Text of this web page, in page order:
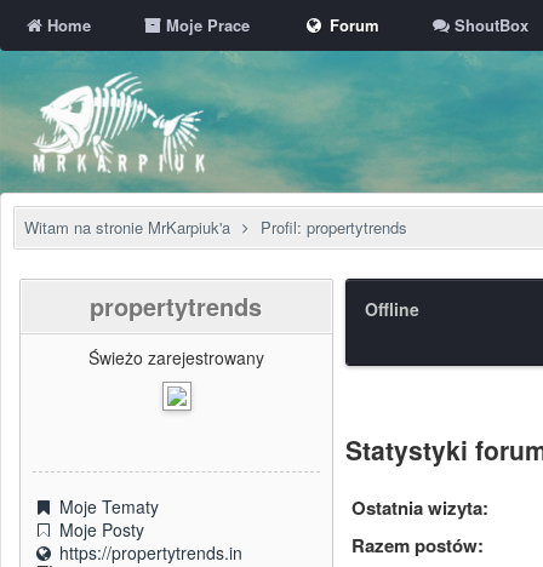
Home Moje Prace Forum ShoutBox
Witam na stronie MrKarpiuk'a Profil: propertytrends
propertytrends
Świeżo zarejestrowany
Moje Tematy
Moje Posty
https://propertytrends.in
Offline
Statystyki
Ostatnia wizyta:
Razem postów: